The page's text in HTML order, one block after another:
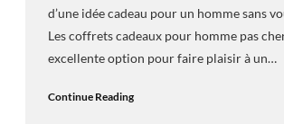
d’une idée cadeau pour un homme sans
Les coffrets cadeaux pour homme pas
excellente option pour faire plaisir à un…
Continue Reading